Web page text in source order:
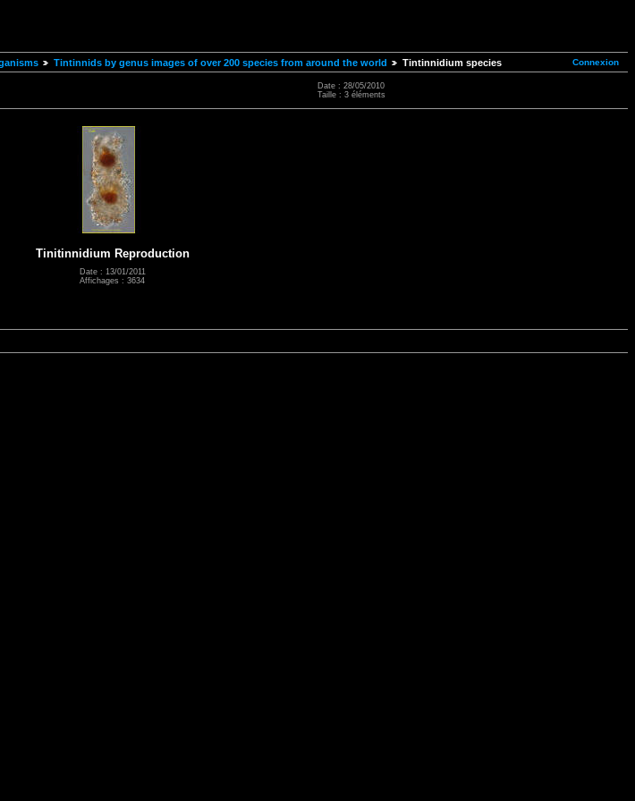
Connexion
Tintinnids by genus images of over 200 species from around the world Tintinnidium species
Date : 28/05/2010
Taille : 3 éléments
Tinitinnidium Reproduction
Date : 13/01/2011
Affichages : 3634